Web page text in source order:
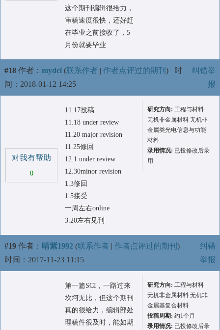
这个期刊编辑很给力，
审稿速度很快，还好赶
在毕业之前接收了，5
月份就要毕业
#18 作者： mydcl (联系作者 | 作者点评过的期刊 ) 时
间：2018-01-12 14:25
纠错举
报
对我有帮助
0
11.17投稿
11.18 under review
11.20 major revision
11.25修回
12.1 under review
12.30minor revision
1.3修回
1.5接受
一周左右online
3.20左右见刊
研究方向: 工程与材料
无机非金属材料 无机非
金属类光电信息与功能
材料
录用情况: 已投修改后录
用
#19 作者： 晴紫1992 (联系作者 | 作者点评过的期刊 )
时间：2017-11-23 11:15
纠错
举报
第一篇SCI，一路过来
坎坷无比，但这个期刊
真的很给力，编辑部处
理稿件很及时，能如期
研究方向: 工程与材料
无机非金属材料 无机非
金属基复合材料
投稿周期: 约1个月
录用情况: 已投修改后录